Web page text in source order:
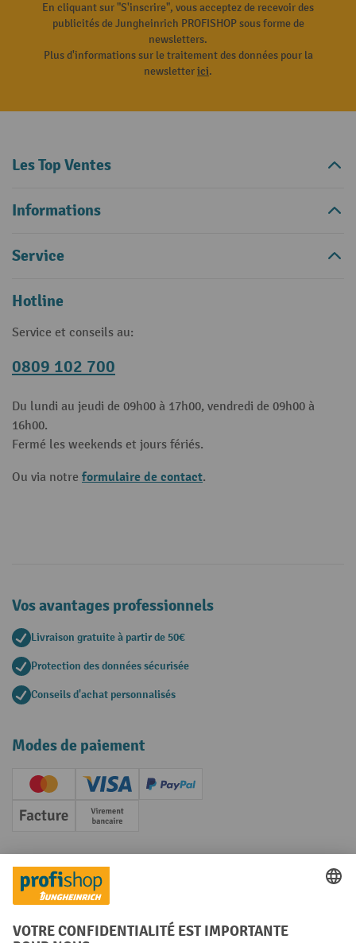
En cliquant sur "S'inscrire", vous acceptez de recevoir des
publicités de Jungheinrich PROFISHOP sous forme de
newsletters.
Plus d'informations sur le traitement des données pour la
newsletterici.
Les Top Ventes
Informations
Service
Hotline
Service et conseils au:
0809 102 700
Du lundi au jeudi de 09h00 à 17h00, vendredi de 09h00 à
16h00.
Fermé les weekends et jours fériés.
Ou via notre formulaire de contact.
Vos avantages professionnels
Livraison gratuite à partir de 50€
Protection des données sécurisée
Conseils d'achat personnalisés
Modes de paiement
Creditcard (Master)Creditcard (Visa)
PayPal
Facture Paiement anticipé
Réseaux sociaux
Facebook
YouTube
LinkedInInstagram